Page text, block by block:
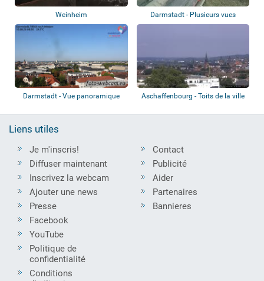
Weinheim Darmstadt - Plusieurs vues
Darmstadt - Vue panoramique Aschaffenbourg - Toits de la ville
Liens utiles
Je m'inscris!
Diffuser maintenant
Inscrivez la webcam
Ajouter une news
Presse
Contact
Publicité
Aider
Partenaires
Bannieres
Facebook
YouTube
Politique de
confidentialité
Conditions